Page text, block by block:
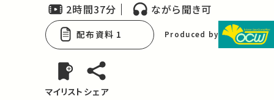
2時間37分 ながら聞き可
配布資料 1 Produced by
マイリスト シェア